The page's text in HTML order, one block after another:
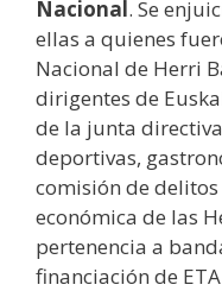
Nacional. Se
ellas a quienes
Nacional de Herri
dirigentes de
de la junta
deportivas,
comisión de
económica de las
pertenencia a
financiación de